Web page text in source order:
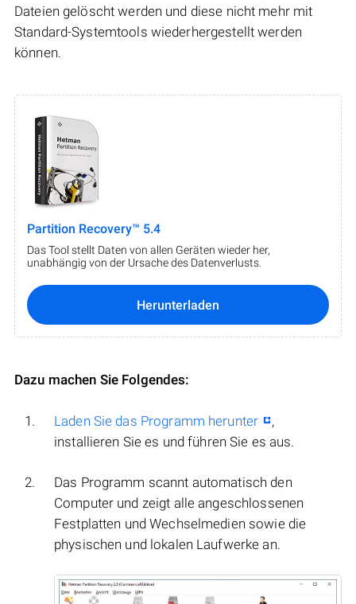
Dateien gelöscht werden und diese nicht mehr mit
Standard-Systemtools wiederhergestellt werden
können.
Partition Recovery™ 5.4
Das Tool stellt Daten von allen Geräten wieder her,
unabhängig von der Ursache des Datenverlusts.
Herunterladen
Dazu machen Sie Folgendes:
Laden Sie das Programm herunter
,
installieren Sie es und führen Sie es aus.
Das Programm scannt automatisch den
Computer und zeigt alle angeschlossenen
Festplatten und Wechselmedien sowie die
physischen und lokalen Laufwerke an.